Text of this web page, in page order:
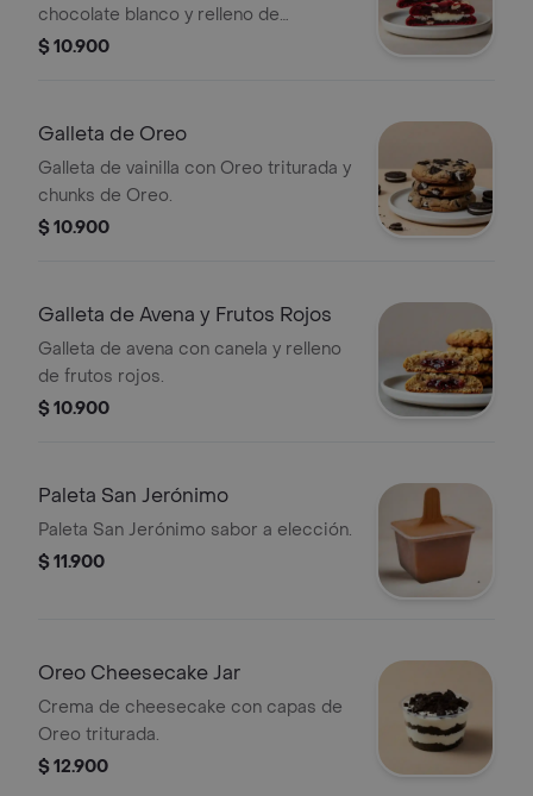
chocolate blanco y relleno de
Cheesecake.
$ 10.900
Galleta de Oreo
Galleta de vainilla con Oreo triturada y
chunks de Oreo.
$ 10.900
Galleta de Avena y Frutos Rojos
Galleta de avena con canela y relleno
de frutos rojos.
$ 10.900
Paleta San Jerónimo
Paleta San Jerónimo sabor a elección.
$ 11.900
Oreo Cheesecake Jar
Crema de cheesecake con capas de
Oreo triturada.
$ 12.900